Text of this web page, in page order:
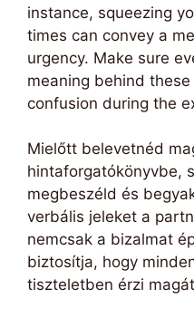
instance, squeezing
times can convey a
urgency. Make sure
meaning behind these
confusion during the
Mielőtt belevetnéd
hintaforgatókönyvbe,
megbeszéld és
verbális jeleket a
nemcsak a bizalmat
biztosítja, hogy
tiszteletben érzi